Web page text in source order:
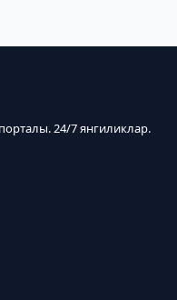
24/7 янгиликлар.